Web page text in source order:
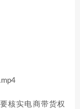
核实电商带货权